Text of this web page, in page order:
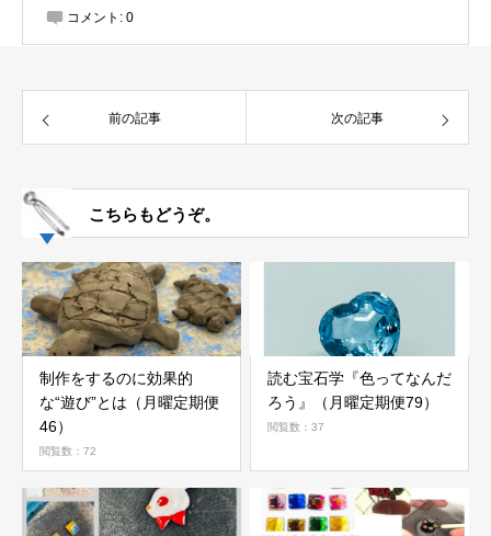
コメント: 0
前の記事 次の記事
こちらもどうぞ。
制作をするのに効果的
な“遊び”とは（月曜定期便
46）
閲覧数：72
読む宝石学『色ってなんだ
ろう』（月曜定期便79）
閲覧数：37